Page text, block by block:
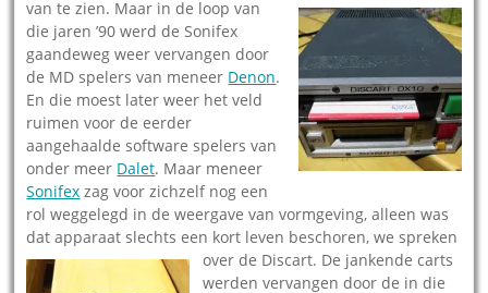
van te zien. Maar in de loop van
die jaren ’90 werd de Sonifex
gaandeweg weer vervangen door
de MD spelers van meneer Denon.
En die moest later weer het veld
ruimen voor de eerder
aangehaalde software spelers van
onder meer Dalet. Maar meneer
Sonifex zag voor zichzelf nog een
rol weggelegd in de weergave van vormgeving, alleen was
dat apparaat slechts een kort leven beschoren, we spreken
over de Discart. De jankende carts
werden vervangen door de in die